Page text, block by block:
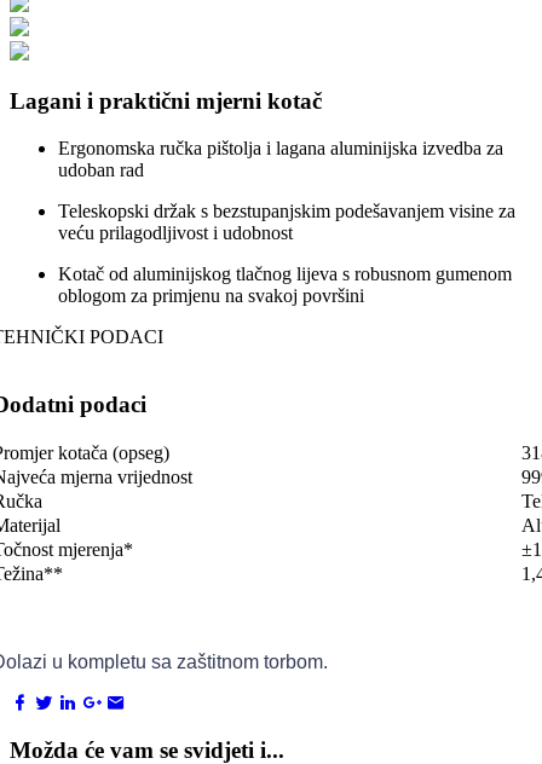
Lagani i praktični mjerni kotač
Ergonomska ručka pištolja i lagana aluminijska izvedba za
udoban rad
Teleskopski držak s bezstupanjskim podešavanjem visine za
veću prilagodljivost i udobnost
Kotač od aluminijskog tlačnog lijeva s robusnom gumenom
oblogom za primjenu na svakoj površini
PODACI
podaci
kotača (opseg)
mjerna vrijednost
mjerenja*
u kompletu sa zaštitnom torbom.
Možda će vam se svidjeti i...